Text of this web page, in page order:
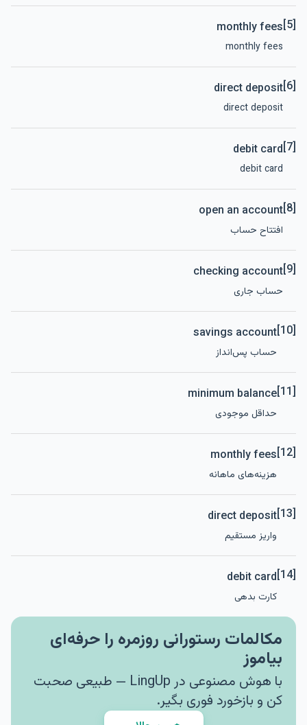
[5]
monthly fees
monthly fees
[6]
direct deposit
direct deposit
[7]
debit card
debit card
[8]
open an account
افتتاح حساب
[9]
checking account
حساب جاری
[10]
savings account
حساب پس‌انداز
[11]
minimum balance
حداقل موجودی
[12]
monthly fees
هزینه‌های ماهانه
[13]
direct deposit
واریز مستقیم
[14]
debit card
کارت بدهی
مکالمات رستورانی روزمره را حرفه‌ای
بیاموز
با هوش مصنوعی در LingUp — طبیعی صحبت
کن و بازخورد فوری بگیر.